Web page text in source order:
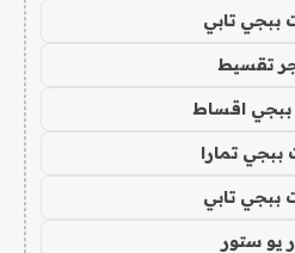
ببجي تابي
تقسيط
اقساط
تمارا
ببجي تابي
يو ستور